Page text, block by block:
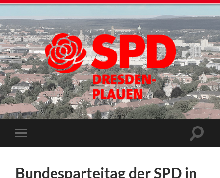
Bundesparteitag der SPD in